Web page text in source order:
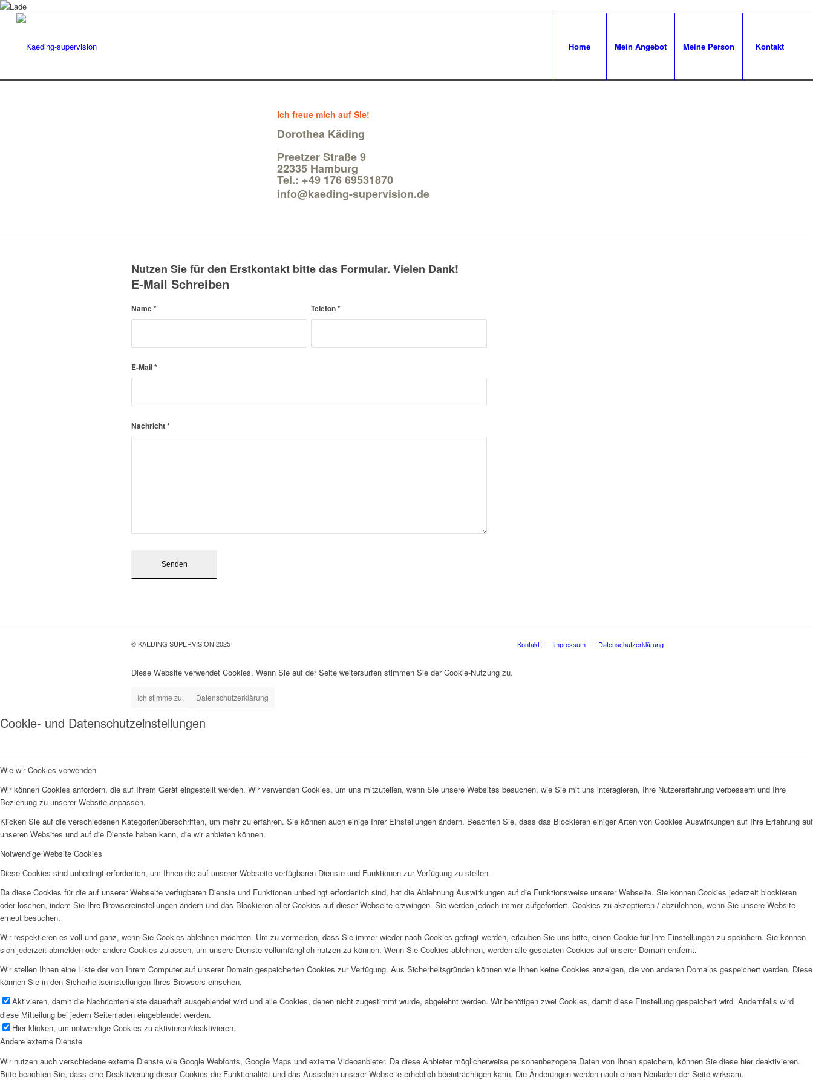
Home Mein Angebot Meine Person Kontakt
Ich freue mich auf Sie!
Dorothea Käding
Preetzer Straße 9
22335 Hamburg
Tel.: +49 176 69531870
info@kaeding-supervision.de
Nutzen Sie für den Erstkontakt bitte das Formular. Vielen Dank!
E-Mail Schreiben
Name* Telefon*
E-Mail*
Nachricht*
© KAEDING SUPERVISION 2025 Kontakt Impressum Datenschutzerklärung
Diese Website verwendet Cookies. Wenn Sie auf der Seite weitersurfen stimmen Sie der Cookie-Nutzung zu.
Ich stimme zu. Datenschutzerklärung
Cookie- und Datenschutzeinstellungen
Wie wir Cookies verwenden
Wir können Cookies anfordern, die auf Ihrem Gerät eingestellt werden. Wir verwenden Cookies, um uns mitzuteilen, wenn Sie unsere Websites besuchen, wie Sie mit uns interagieren, Ihre Nutzererfahrung verbessern und Ihre
Beziehung zu unserer Website anpassen.
Klicken Sie auf die verschiedenen Kategorienüberschriften, um mehr zu erfahren. Sie können auch einige Ihrer Einstellungen ändern. Beachten Sie, dass das Blockieren einiger Arten von Cookies Auswirkungen auf Ihre Erfahrung auf
unseren Websites und auf die Dienste haben kann, die wir anbieten können.
Notwendige Website Cookies
Diese Cookies sind unbedingt erforderlich, um Ihnen die auf unserer Webseite verfügbaren Dienste und Funktionen zur Verfügung zu stellen.
Da diese Cookies für die auf unserer Webseite verfügbaren Dienste und Funktionen unbedingt erforderlich sind, hat die Ablehnung Auswirkungen auf die Funktionsweise unserer Webseite. Sie können Cookies jederzeit blockieren
oder löschen, indem Sie Ihre Browsereinstellungen ändern und das Blockieren aller Cookies auf dieser Webseite erzwingen. Sie werden jedoch immer aufgefordert, Cookies zu akzeptieren / abzulehnen, wenn Sie unsere Website
erneut besuchen.
Wir respektieren es voll und ganz, wenn Sie Cookies ablehnen möchten. Um zu vermeiden, dass Sie immer wieder nach Cookies gefragt werden, erlauben Sie uns bitte, einen Cookie für Ihre Einstellungen zu speichern. Sie können
sich jederzeit abmelden oder andere Cookies zulassen, um unsere Dienste vollumfänglich nutzen zu können. Wenn Sie Cookies ablehnen, werden alle gesetzten Cookies auf unserer Domain entfernt.
Wir stellen Ihnen eine Liste der von Ihrem Computer auf unserer Domain gespeicherten Cookies zur Verfügung. Aus Sicherheitsgründen können wie Ihnen keine Cookies anzeigen, die von anderen Domains gespeichert werden. Diese
können Sie in den Sicherheitseinstellungen Ihres Browsers einsehen.
Aktivieren, damit die Nachrichtenleiste dauerhaft ausgeblendet wird und alle Cookies, denen nicht zugestimmt wurde, abgelehnt werden. Wir benötigen zwei Cookies, damit diese Einstellung gespeichert wird. Andernfalls wird
diese Mitteilung bei jedem Seitenladen eingeblendet werden.
Hier klicken, um notwendige Cookies zu aktivieren/deaktivieren.
Andere externe Dienste
Wir nutzen auch verschiedene externe Dienste wie Google Webfonts, Google Maps und externe Videoanbieter. Da diese Anbieter möglicherweise personenbezogene Daten von Ihnen speichern, können Sie diese hier deaktivieren.
Bitte beachten Sie, dass eine Deaktivierung dieser Cookies die Funktionalität und das Aussehen unserer Webseite erheblich beeinträchtigen kann. Die Änderungen werden nach einem Neuladen der Seite wirksam.